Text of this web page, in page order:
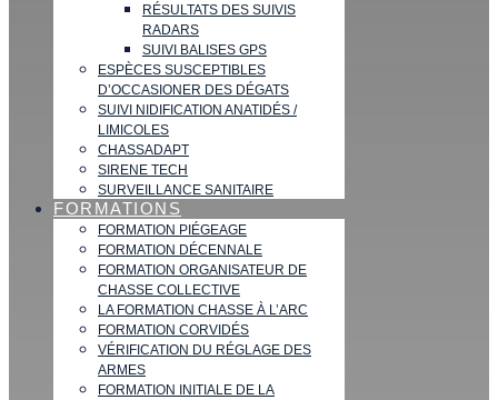
RÉSULTATS DES SUIVIS
RADARS
SUIVI BALISES GPS
ESPÈCES SUSCEPTIBLES
D’OCCASIONER DES DÉGATS
SUIVI NIDIFICATION ANATIDÉS /
LIMICOLES
CHASSADAPT
SIRENE TECH
SURVEILLANCE SANITAIRE
FORMATIONS
FORMATION PIÉGEAGE
FORMATION DÉCENNALE
FORMATION ORGANISATEUR DE
CHASSE COLLECTIVE
LA FORMATION CHASSE À L’ARC
FORMATION CORVIDÉS
VÉRIFICATION DU RÉGLAGE DES
ARMES
FORMATION INITIALE DE LA